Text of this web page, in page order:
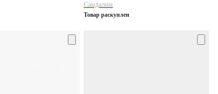
Сандалии
Товар раскуплен